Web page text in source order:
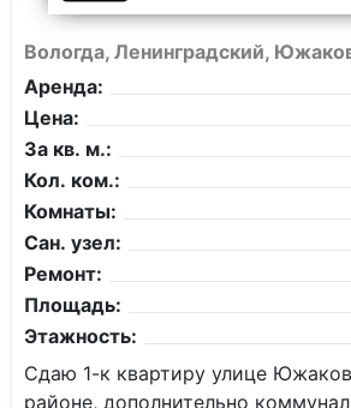
Вологда, Ленинградский,
Аренда:
Цена:
За кв. м.:
Кол. ком.:
Комнаты:
Сан. узел:
Ремонт:
Площадь:
Этажность:
Сдаю 1-к квартиру улице
районе, дополнительно